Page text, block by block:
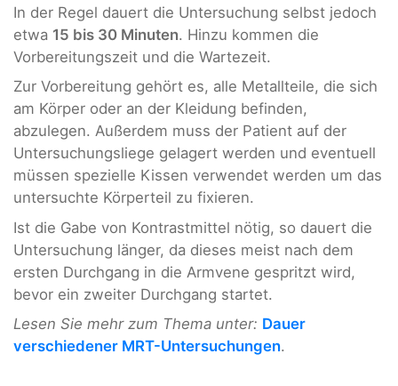
In der Regel dauert die Untersuchung selbst jedoch
etwa 15 bis 30 Minuten. Hinzu kommen die
Vorbereitungszeit und die Wartezeit.
Zur Vorbereitung gehört es, alle Metallteile, die sich
am Körper oder an der Kleidung befinden,
abzulegen. Außerdem muss der Patient auf der
Untersuchungsliege gelagert werden und eventuell
müssen spezielle Kissen verwendet werden um das
untersuchte Körperteil zu fixieren.
Ist die Gabe von Kontrastmittel nötig, so dauert die
Untersuchung länger, da dieses meist nach dem
ersten Durchgang in die Armvene gespritzt wird,
bevor ein zweiter Durchgang startet.
Lesen Sie mehr zum Thema unter: Dauer
verschiedener MRT-Untersuchungen.